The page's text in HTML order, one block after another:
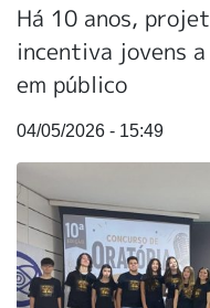
Há 10 anos,
incentiva jovens
em público
04/05/2026 - 15:49